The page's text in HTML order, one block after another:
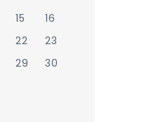
15
16
22
23
29
30